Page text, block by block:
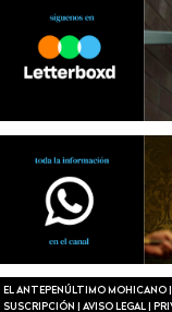
EL ANTEPENÚLTIMO MOHICANO
SUSCRIPCIÓN
AVISO LEGAL|